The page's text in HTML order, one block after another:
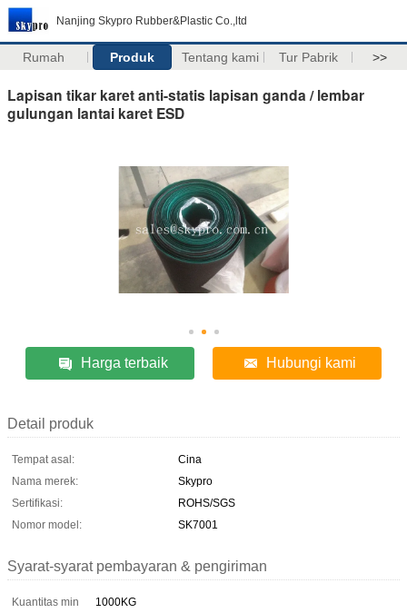
Nanjing Skypro Rubber&Plastic Co.,ltd
Rumah Produk Tentang kami Tur Pabrik >>
Lapisan tikar karet anti-statis lapisan ganda / lembar
gulungan lantai karet ESD
Harga terbaik Hubungi kami
Detail produk
Tempat asal:
Cina
Nama merek:
Skypro
Sertifikasi:
ROHS/SGS
Nomor model:
SK7001
Syarat-syarat pembayaran & pengiriman
Kuantitas min
1000KG